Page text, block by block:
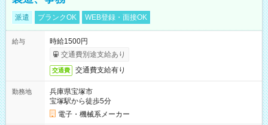
派遣 ブランクOK WEB登録・面接OK
給与
時給1500円
交通費別途支給あり
交通費 交通費支給有り
勤務地
兵庫県宝塚市
宝塚駅から徒歩5分
電子・機械系メーカー